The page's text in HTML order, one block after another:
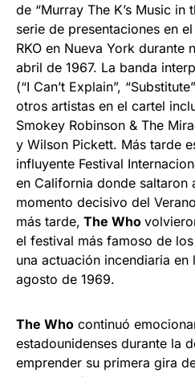
de “Murray The K’s Music in
serie de presentaciones en
RKO en Nueva York durante
abril de 1967. La banda
(“I Can’t Explain”,
otros artistas en el cartel
Smokey Robinson & The
y Wilson Pickett. Más tarde
influyente Festival
en California donde saltaron
momento decisivo del
más tarde, The Who
el festival más famoso de
una actuación incendiaria en
agosto de 1969.
The Who continuó
estadounidenses durante la
emprender su primera gira